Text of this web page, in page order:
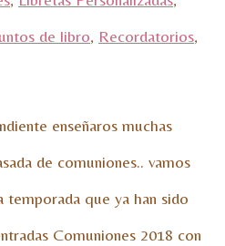
de libro, Recordatorios,
enseñaros muchas
de comuniones.. vamos
temporada que ya han sido
Comuniones 2018 con